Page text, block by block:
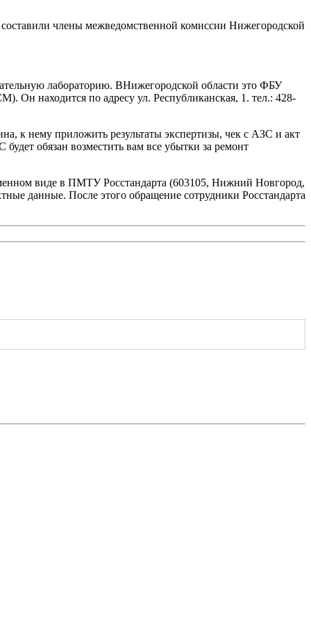
члены межведомственной комиссии Нижегородской
лабораторию. ВНижегородской области это ФБУ
Он находится по адресу ул. Республиканская, 1. тел.: 428-
к нему приложить результаты экспертизы, чек с АЗС и акт
обязан возместить вам все убытки за ремонт
виде в ПМТУ Росстандарта (603105, Нижний Новгород,
данные. После этого обращение сотрудники Росстандарта